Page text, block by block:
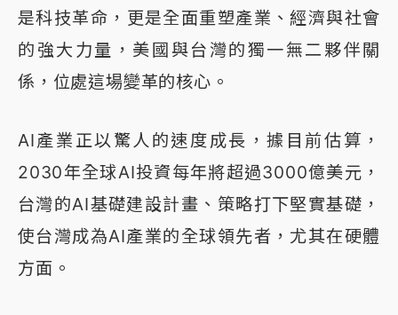
是科技革命，更是全面重塑產業、經濟與社會
的強大力量，美國與台灣的獨一無二夥伴關
係，位處這場變革的核心。
AI產業正以驚人的速度成長，據目前估算，
2030年全球AI投資每年將超過3000億美元，
台灣的AI基礎建設計畫、策略打下堅實基礎，
使台灣成為AI產業的全球領先者，尤其在硬體
方面。